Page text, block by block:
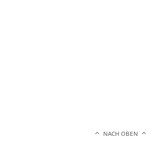
NACH OBEN